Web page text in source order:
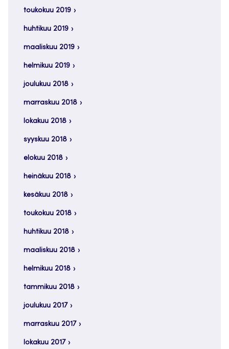
toukokuu 2019
huhtikuu 2019
maaliskuu 2019
helmikuu 2019
joulukuu 2018
marraskuu 2018
lokakuu 2018
syyskuu 2018
elokuu 2018
heinäkuu 2018
kesäkuu 2018
toukokuu 2018
huhtikuu 2018
maaliskuu 2018
helmikuu 2018
tammikuu 2018
joulukuu 2017
marraskuu 2017
lokakuu 2017